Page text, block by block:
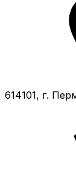
614101, г.